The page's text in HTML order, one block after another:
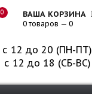
0 ВАША КОРЗИНА
0 товаров — 0
с 12 до 20 (ПН-ПТ)
с 12 до 18 (СБ-ВС)